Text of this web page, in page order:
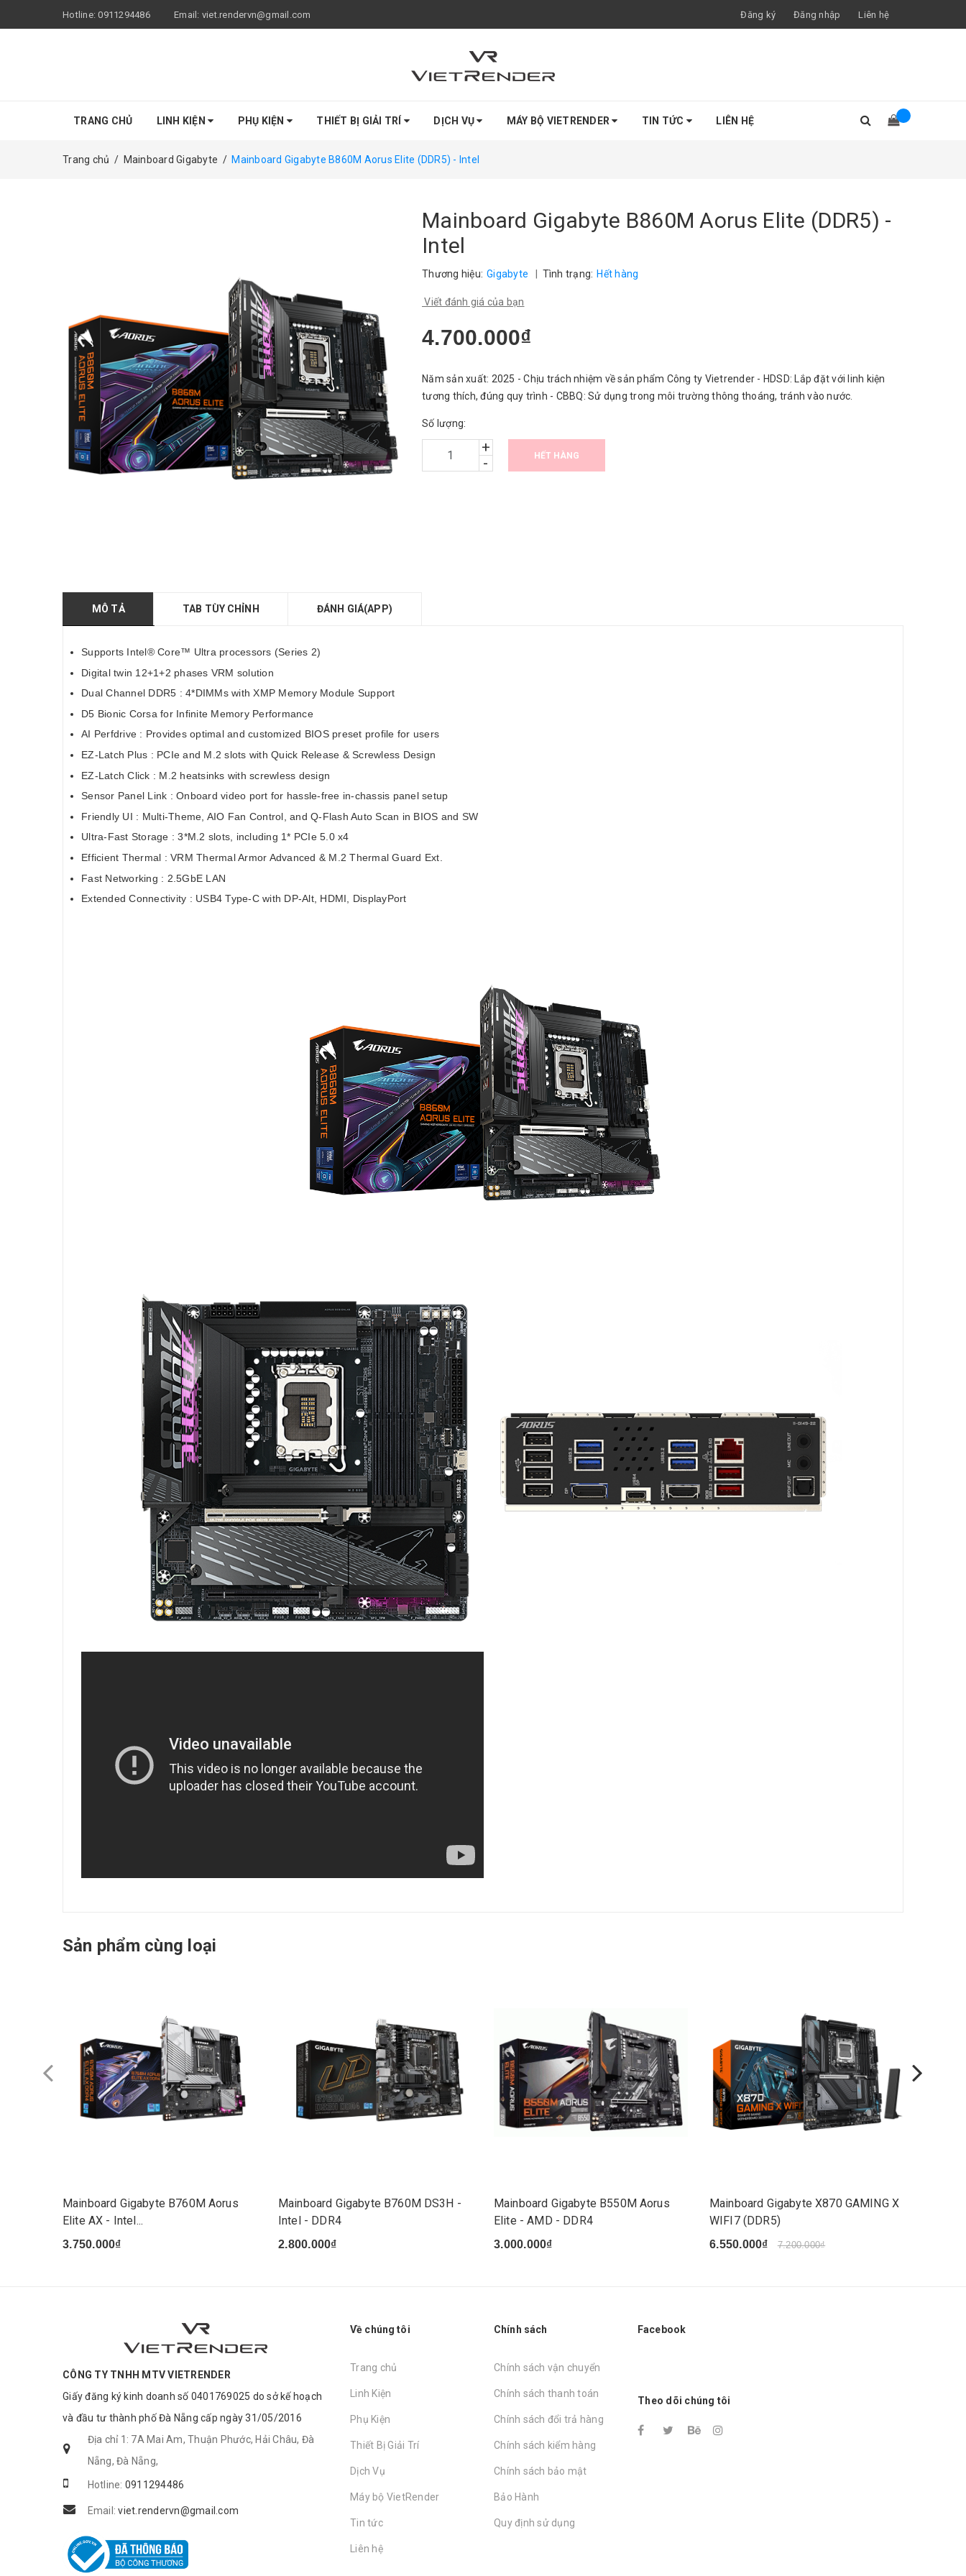
Hotline:0911294486 Email: viet.rendervn@gmail.com Đăng ký Đăng nhập Liên hệ
TRANG CHỦ LINH KIỆN PHỤ KIỆN THIẾT BỊ GIẢI TRÍ DỊCH VỤ MÁY BỘ VIETRENDER TIN TỨC LIÊN HỆ
Trang chủ / Mainboard Gigabyte / Mainboard Gigabyte B860M Aorus Elite (DDR5) - Intel
Mainboard Gigabyte B860M Aorus Elite (DDR5) -
Intel
Thương hiệu: Gigabyte Tình trạng: Hết hàng
Viết đánh giá của bạn
4.700.000₫
Năm sản xuất: 2025 - Chịu trách nhiệm về sản phẩm Công ty Vietrender - HDSD: Lắp đặt với linh kiện
tương thích, đúng quy trình - CBBQ: Sử dụng trong môi trường thông thoáng, tránh vào nước.
Số lượng:
+
-
HẾT HÀNG
MÔ TẢ TAB TÙY CHỈNH ĐÁNH GIÁ(APP)
Supports Intel® Core™ Ultra processors (Series 2)
Digital twin 12+1+2 phases VRM solution
Dual Channel DDR5 : 4*DIMMs with XMP Memory Module Support
D5 Bionic Corsa for Infinite Memory Performance
AI Perfdrive : Provides optimal and customized BIOS preset profile for users
EZ-Latch Plus : PCIe and M.2 slots with Quick Release & Screwless Design
EZ-Latch Click : M.2 heatsinks with screwless design
Sensor Panel Link : Onboard video port for hassle-free in-chassis panel setup
Friendly UI : Multi-Theme, AIO Fan Control, and Q-Flash Auto Scan in BIOS and SW
Ultra-Fast Storage : 3*M.2 slots, including 1* PCIe 5.0 x4
Efficient Thermal : VRM Thermal Armor Advanced & M.2 Thermal Guard Ext.
Fast Networking : 2.5GbE LAN
Extended Connectivity : USB4 Type-C with DP-Alt, HDMI, DisplayPort
Sản phẩm cùng loại
Mainboard Gigabyte B760M Aorus
Elite AX - Intel...
3.750.000₫
Mainboard Gigabyte B760M DS3H -
Intel - DDR4
2.800.000₫
Mainboard Gigabyte B550M Aorus
Elite - AMD - DDR4
3.000.000₫
Mainboard Gigabyte X870 GAMING X
WIFI7 (DDR5​)
6.550.000₫ 7.200.000₫
CÔNG TY TNHH MTV VIETRENDER
Giấy đăng ký kinh doanh số 0401769025 do sở kế hoạch
và đầu tư thành phố Đà Nẵng cấp ngày 31/05/2016
Địa chỉ 1: 7A Mai Am, Thuận Phước, Hải Châu, Đà
Nẵng, Đà Nẵng,
Hotline: 0911294486
Email:viet.rendervn@gmail.com
Về chúng tôi
Trang chủ
Linh Kiện
Phụ Kiện
Thiết Bị Giải Trí
Dịch Vụ
Máy bộ VietRender
Tin tức
Liên hệ
Chính sách
Chính sách vận chuyển
Chính sách thanh toán
Chính sách đổi trả hàng
Chính sách kiểm hàng
Chính sách bảo mật
Bảo Hành
Quy định sử dụng
Facebook
Theo dõi chúng tôi